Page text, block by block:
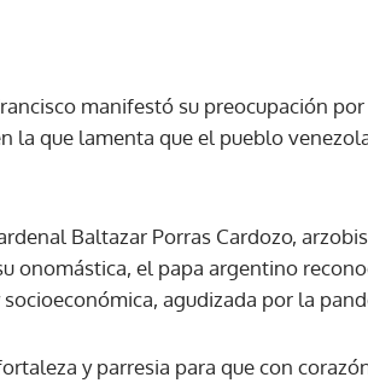
manifestó su preocupación
la que lamenta que el pueblo
Baltazar Porras Cardozo,
onomástica, el papa argentino
agudizada por la
y parresia para que con